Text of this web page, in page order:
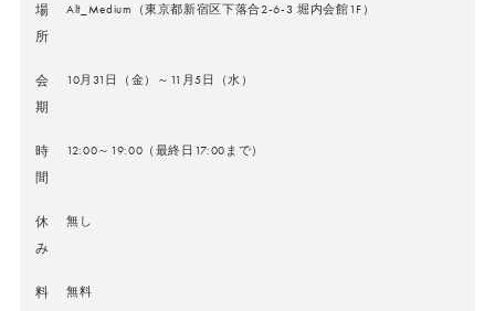
場
所
Alt_Medium（東京都新宿区下落合2-6-3 堀内会館1F）
会
期
10月31日（金）～11月5日（水）
時
間
12:00～19:00（最終日17:00まで）
休
み
無し
料
無料